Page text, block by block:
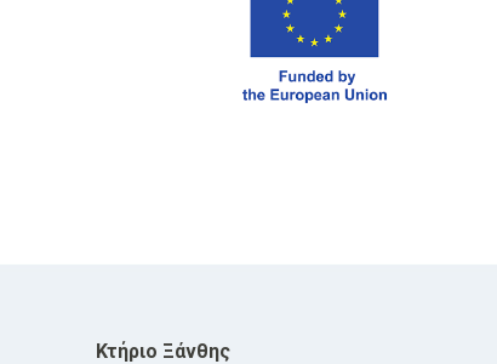
Κτήριο Ξάνθης